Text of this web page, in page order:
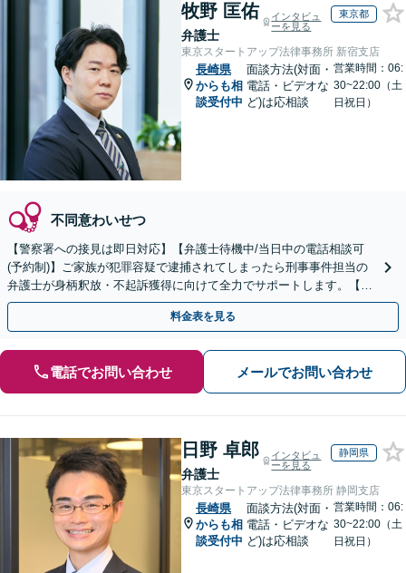
牧野 匡佑
弁護士
インタビュ
ーを見る
東京都
東京スタートアップ法律事務所 新宿支店
長崎県
からも相
談受付中
面談方法(対面・
電話・ビデオな
ど)は応相談
営業時間：06:
30~22:00（土
日祝日）
不同意わいせつ
【警察署への接見は即日対応】【弁護士待機中/当日中の電話相談可
(予約制)】ご家族が犯罪容疑で逮捕されてしまったら刑事事件担当の
弁護士が身柄釈放・不起訴獲得に向けて全力でサポートします。【毎
月100名以上の相談実績】【全国対応】
料金表を見る
電話でお問い合わせ メールでお問い合わせ
日野 卓郎
弁護士
インタビュ
ーを見る
静岡県
東京スタートアップ法律事務所 静岡支店
長崎県
からも相
談受付中
面談方法(対面・
電話・ビデオな
ど)は応相談
営業時間：06:
30~22:00（土
日祝日）